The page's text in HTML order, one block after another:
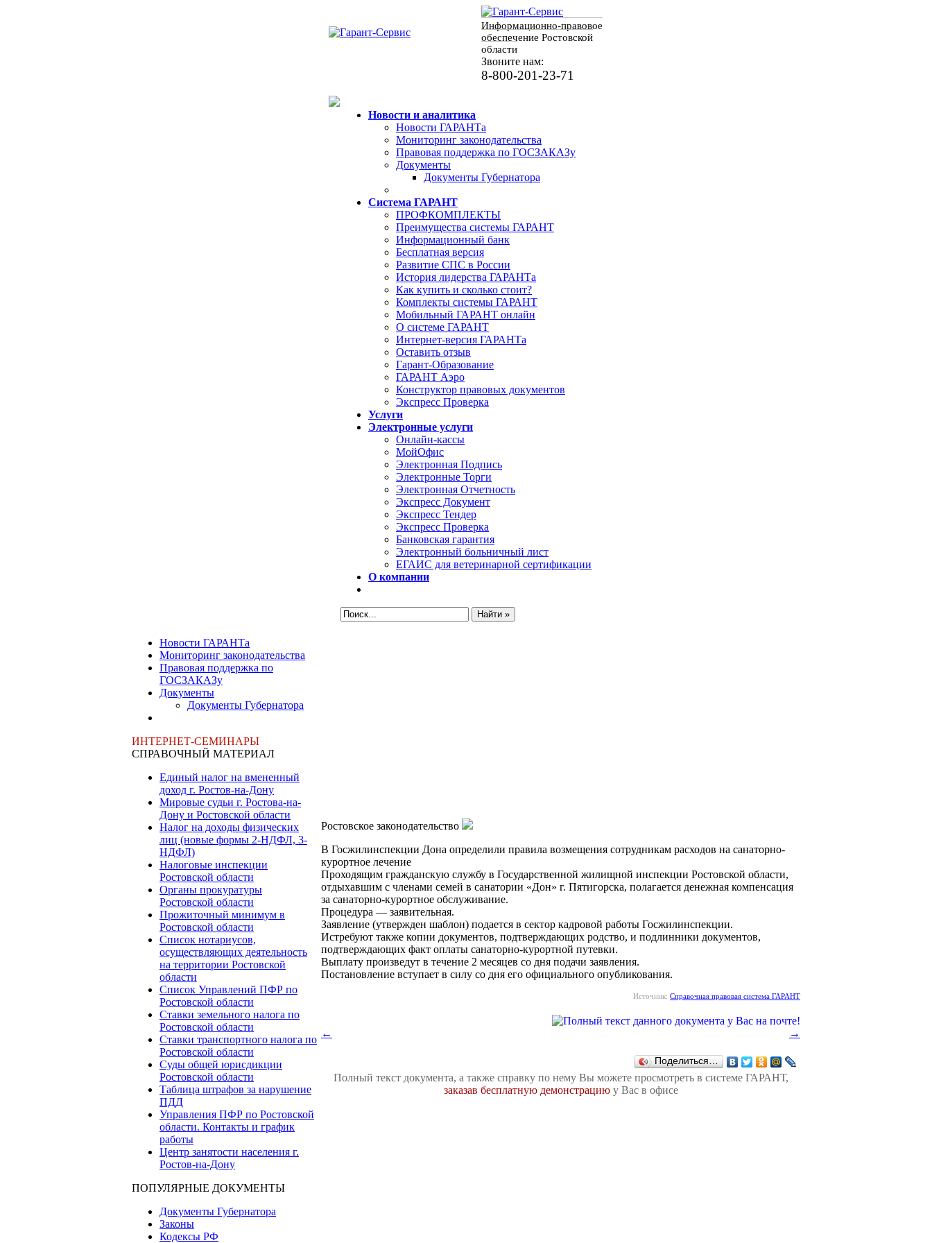
Информационно-правовое
обеспечение Ростовской
области
Звоните нам:
8-800-201-23-71
Новости и аналитика
Новости ГАРАНТа
Мониторинг законодательства
Правовая поддержка по ГОСЗАКАЗу
Документы
Документы Губернатора
Система ГАРАНТ
ПРОФКОМПЛЕКТЫ
Преимущества системы ГАРАНТ
Информационный банк
Бесплатная версия
Развитие СПС в России
История лидерства ГАРАНТа
Как купить и сколько стоит?
Комплекты системы ГАРАНТ
Мобильный ГАРАНТ онлайн
О системе ГАРАНТ
Интернет-версия ГАРАНТа
Оставить отзыв
Гарант-Образование
ГАРАНТ Аэро
Конструктор правовых документов
Экспресс Проверка
Услуги
Электронные услуги
Онлайн-кассы
МойОфис
Электронная Подпись
Электронные Торги
Электронная Oтчетность
Экспресс Документ
Экспресс Тендер
Экспресс Проверка
Банковская гарантия
Электронный больничный лист
ЕГАИС для ветеринарной сертификации
О компании
Новости ГАРАНТа
Мониторинг законодательства
Правовая поддержка по
ГОСЗАКАЗу
Документы
Документы Губернатора
ИНТЕРНЕТ-СЕМИНАРЫ
СПРАВОЧНЫЙ МАТЕРИАЛ
Единый налог на вмененный
доход г. Ростов-на-Дону
Мировые судьи г. Ростова-на-
Дону и Ростовской области
Налог на доходы физических
лиц (новые формы 2-НДФЛ, 3-
НДФЛ)
Налоговые инспекции
Ростовской области
Органы прокуратуры
Ростовской области
Прожиточный минимум в
Ростовской области
Список нотариусов,
осуществляющих деятельность
на территории Ростовской
области
Список Управлений ПФР по
Ростовской области
Ставки земельного налога по
Ростовской области
Ставки транспортного налога по
Ростовской области
Суды общей юрисдикции
Ростовской области
Таблица штрафов за нарушение
ПДД
Управления ПФР по Ростовской
области. Контакты и график
работы
Центр занятости населения г.
Ростов-на-Дону
ПОПУЛЯРНЫЕ ДОКУМЕНТЫ
Документы Губернатора
Законы
Кодексы РФ
Ростовское законодательство
В Госжилинспекции Дона определили правила возмещения сотрудникам расходов на санаторно-
курортное лечение
Проходящим гражданскую службу в Государственной жилищной инспекции Ростовской области,
отдыхавшим с членами семей в санатории «Дон» г. Пятигорска, полагается денежная компенсация
за санаторно-курортное обслуживание.
Процедура — заявительная.
Заявление (утвержден шаблон) подается в сектор кадровой работы Госжилинспекции.
Истребуют также копии документов, подтверждающих родство, и подлинники документов,
подтверждающих факт оплаты санаторно-курортной путевки.
Выплату произведут в течение 2 месяцев со дня подачи заявления.
Постановление вступает в силу со дня его официального опубликования.
Источник: Справочная правовая система ГАРАНТ
← →
Поделиться…
Полный текст документа, а также справку по нему Вы можете просмотреть в системе ГАРАНТ,
заказав бесплатную демонстрациюу Вас в офисе